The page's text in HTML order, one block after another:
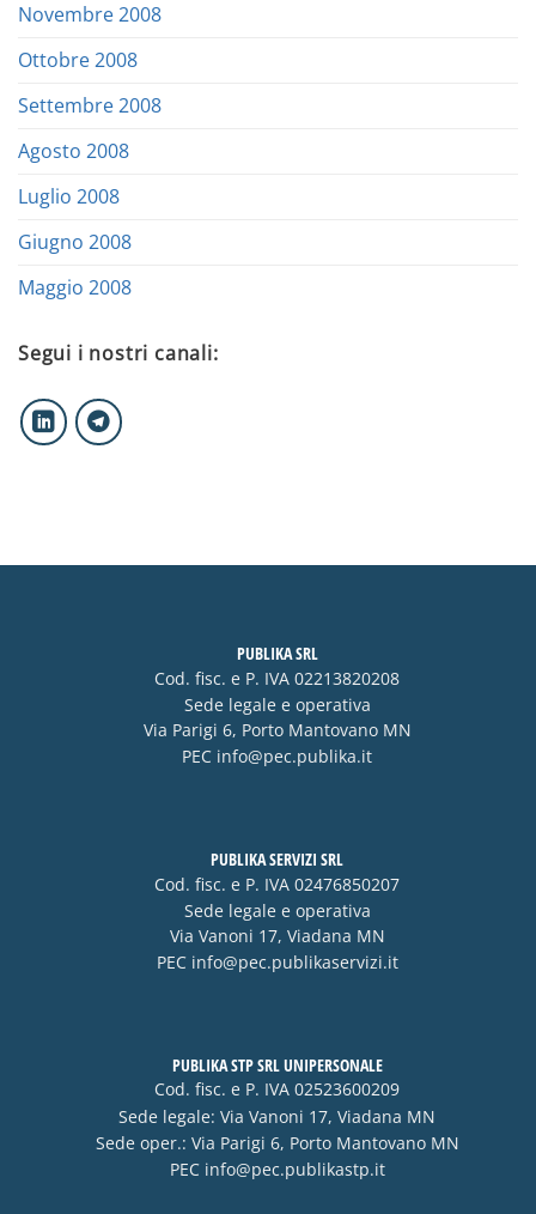
Novembre 2008
Ottobre 2008
Settembre 2008
Agosto 2008
Luglio 2008
Giugno 2008
Maggio 2008
Segui i nostri canali:
PUBLIKA SRL
Cod. fisc. e P. IVA 02213820208
Sede legale e operativa
Via Parigi 6, Porto Mantovano MN
PEC info@pec.publika.it
PUBLIKA SERVIZI SRL
Cod. fisc. e P. IVA 02476850207
Sede legale e operativa
Via Vanoni 17, Viadana MN
PEC info@pec.publikaservizi.it
PUBLIKA STP SRL UNIPERSONALE
Cod. fisc. e P. IVA 02523600209
Sede legale: Via Vanoni 17, Viadana MN
Sede oper.: Via Parigi 6, Porto Mantovano MN
PEC info@pec.publikastp.it